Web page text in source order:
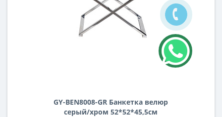
GY-BEN8008-GR Банкетка велюр
серый/хром 52*52*45,5см